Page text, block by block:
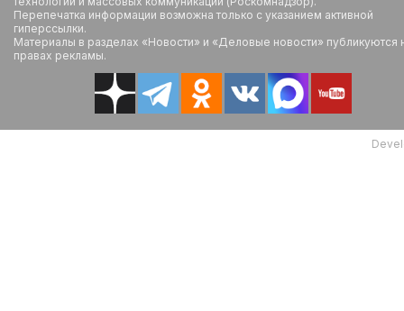
Перепечатка информации возможна только с указанием активной
гиперссылки.
Материалы в разделах «Новости» и «Деловые новости» публикуются
правах рекламы.